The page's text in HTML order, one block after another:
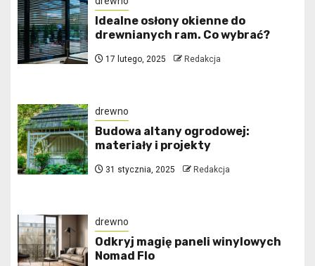
Idealne osłony okienne do
drewnianych ram. Co wybrać?
17 lutego, 2025 Redakcja
drewno
Budowa altany ogrodowej:
materiały i projekty
31 stycznia, 2025 Redakcja
drewno
Odkryj magię paneli winylowych
Nomad Flo